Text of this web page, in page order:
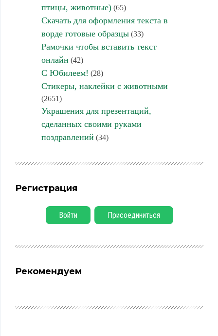
птицы, животные)(65)
Скачать для оформления текста в
ворде готовые образцы(33)
Рамочки чтобы вставить текст
онлайн (42)
С Юбилеем! (28)
Стикеры, наклейки с животными
(2651)
Украшения для презентаций,
сделанных своими руками
поздравлений (34)
Регистрация
Войти Присоединиться
Рекомендуем